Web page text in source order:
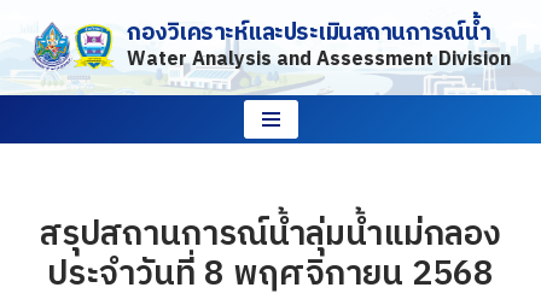
Skip
to
กองวิเคราะห์และประเมินสถานการณ์น้ำ
Water Analysis and Assessment Division
สรุปสถานการณ์น้ำลุ่มน้ำแม่กลอง
ประจำวันที่ 8 พฤศจิกายน 2568